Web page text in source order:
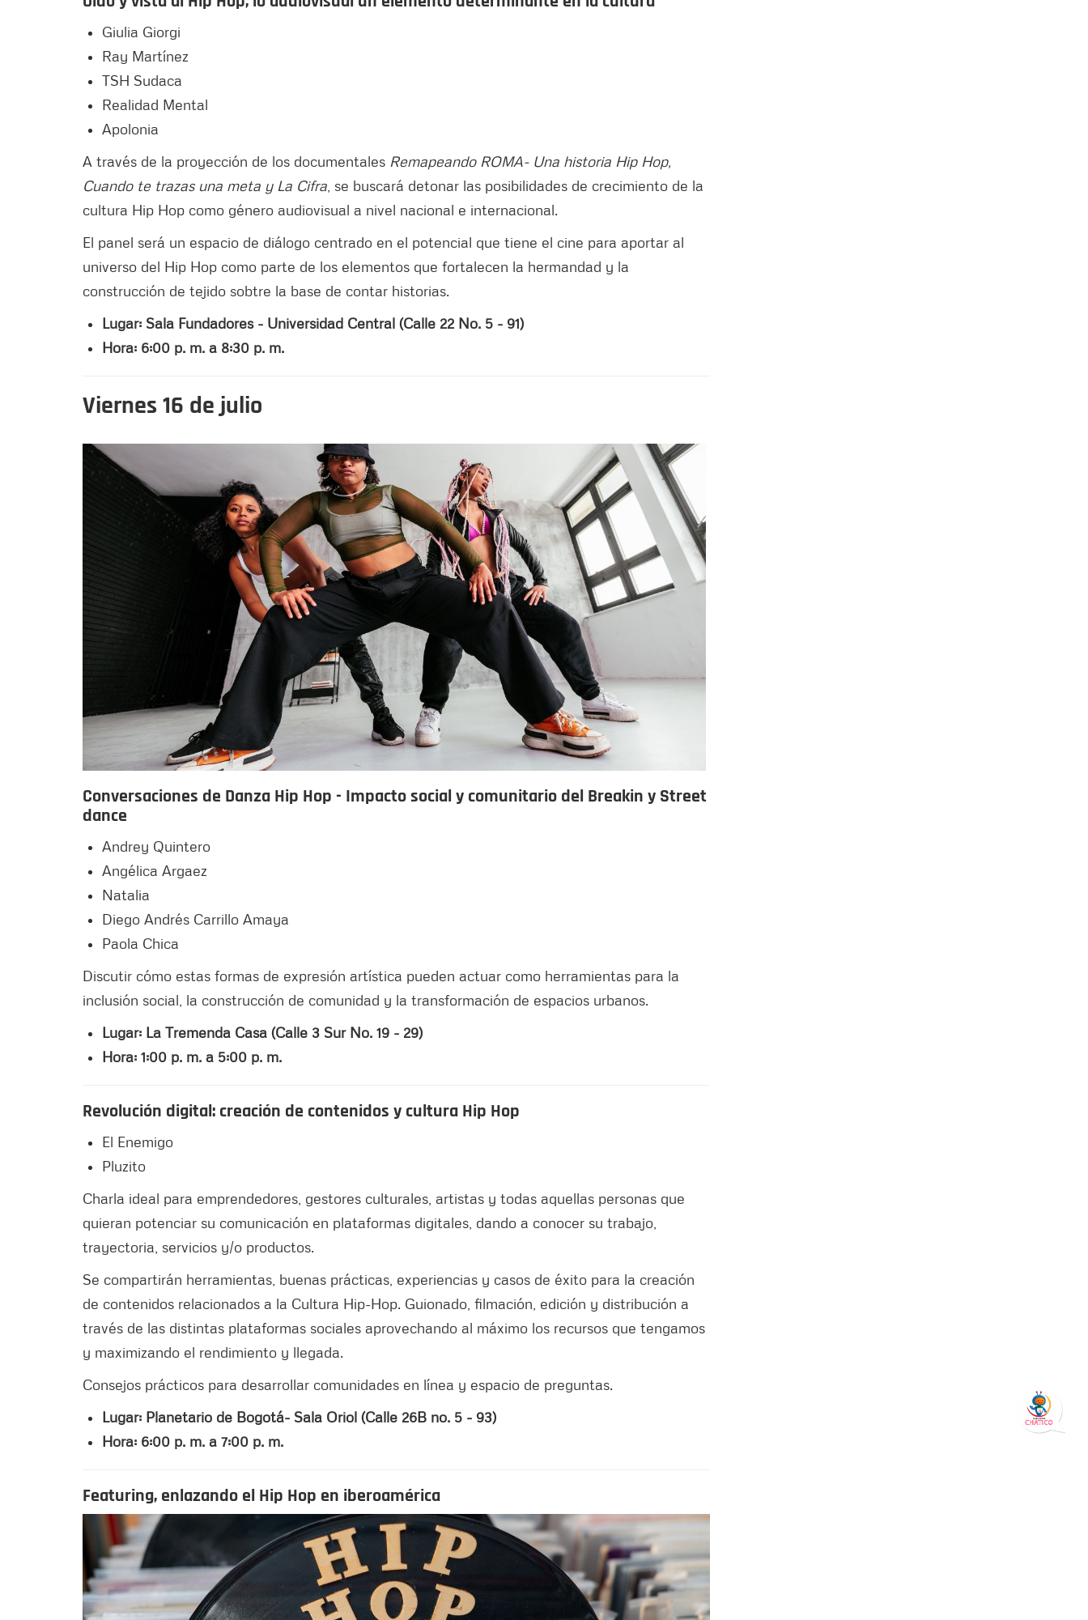
Giulia Giorgi
Ray Martínez
TSH Sudaca
Realidad Mental
Apolonia
A través de la proyección de los documentales Remapeando ROMA- Una historia Hip Hop,
Cuando te trazas una meta y La Cifra , se buscará detonar las posibilidades de crecimiento de la
cultura Hip Hop como género audiovisual a nivel nacional e internacional.
El panel será un espacio de diálogo centrado en el potencial que tiene el cine para aportar al
universo del Hip Hop como parte de los elementos que fortalecen la hermandad y la
construcción de tejido sobtre la base de contar historias.
Lugar: Sala Fundadores - Universidad Central (Calle 22 No. 5 - 91)
Hora: 6:00 p. m. a 8:30 p. m.
Viernes 16 de julio
Conversaciones de Danza Hip Hop - Impacto social y comunitario del Breakin y Street
dance
Andrey Quintero
Angélica Argaez
Natalia
Diego Andrés Carrillo Amaya
Paola Chica
Discutir cómo estas formas de expresión artística pueden actuar como herramientas para la
inclusión social, la construcción de comunidad y la transformación de espacios urbanos.
Lugar: La Tremenda Casa (Calle 3 Sur No. 19 - 29)
Hora: 1:00 p. m. a 5:00 p. m.
Revolución digital: creación de contenidos y cultura Hip Hop
El Enemigo
Pluzito
Charla ideal para emprendedores, gestores culturales, artistas y todas aquellas personas que
quieran potenciar su comunicación en plataformas digitales, dando a conocer su trabajo,
trayectoria, servicios y/o productos.
Se compartirán herramientas, buenas prácticas, experiencias y casos de éxito para la creación
de contenidos relacionados a la Cultura Hip-Hop. Guionado, filmación, edición y distribución a
través de las distintas plataformas sociales aprovechando al máximo los recursos que tengamos
y maximizando el rendimiento y llegada.
Consejos prácticos para desarrollar comunidades en línea y espacio de preguntas.
Lugar: Planetario de Bogotá- Sala Oriol (Calle 26B no. 5 - 93)
Hora: 6:00 p. m. a 7:00 p. m.
Featuring, enlazando el Hip Hop en iberoamérica